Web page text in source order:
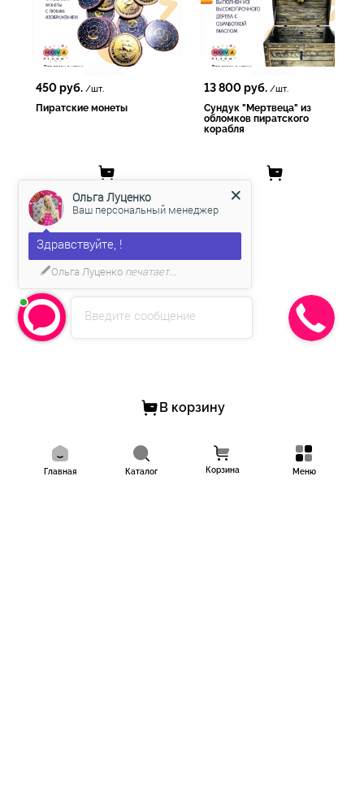
450руб. /шт.
Пиратские монеты
13 800руб./шт.
Сундук "Мертвеца" из
обломков пиратского
корабля
В корзину
Главная Каталог Корзина Меню
Введите сообщение
Ольга Луценко
Ваш персональный менеджер
Здравствуйте, !
Ольга Луценко печатает...